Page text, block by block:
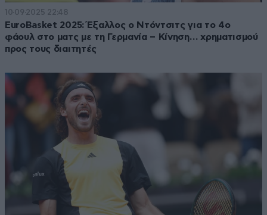
10·09·2025 22:48
EuroBasket 2025: Έξαλλος ο Ντόντσιτς για το 4ο
φάουλ στο ματς με τη Γερμανία – Κίνηση… χρηματισμού
προς τους διαιτητές